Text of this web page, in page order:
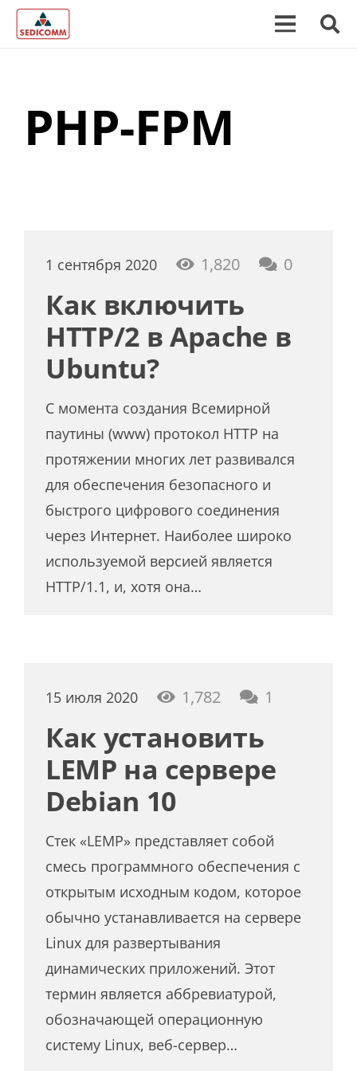
PHP-FPM
1 сентября 2020 1,820 0
Как включить
HTTP/2 в Apache в
Ubuntu?
С момента создания Всемирной
паутины (www) протокол HTTP на
протяжении многих лет развивался
для обеспечения безопасного и
быстрого цифрового соединения
через Интернет. Наиболее широко
используемой версией является
HTTP/1.1, и, хотя она…
15 июля 2020 1,782 1
Как установить
LEMP на сервере
Debian 10
Стек «LEMP» представляет собой
смесь программного обеспечения с
открытым исходным кодом, которое
обычно устанавливается на сервере
Linux для развертывания
динамических приложений. Этот
термин является аббревиатурой,
обозначающей операционную
систему Linux, веб-сервер…